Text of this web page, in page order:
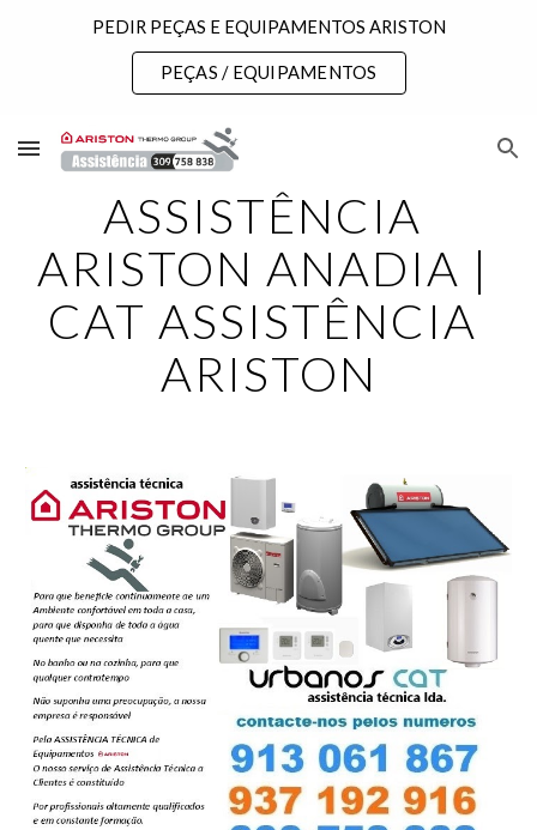
Skip to main content
PEDIR PEÇAS E EQUIPAMENTOS ARISTON
PEÇAS / EQUIPAMENTOS
ASSISTÊNCIA
ARISTON ANADIA |
CAT ASSISTÊNCIA
ARISTON